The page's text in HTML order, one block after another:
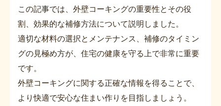
この記事では、外壁コーキングの重要性とその役
割、効果的な補修方法について説明しました。
適切な材料の選択とメンテナンス、補修のタイミン
グの見極め方が、住宅の健康を守る上で非常に重要
です。
外壁コーキングに関する正確な情報を得ることで、
より快適で安心な住まい作りを目指しましょう。